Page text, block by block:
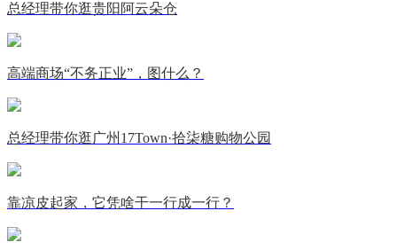
总经理带你逛贵阳阿云朵仓
高端商场“不务正业”，图什么？
总经理带你逛广州17Town·拾柒糖购物公园
靠凉皮起家，它凭啥干一行成一行？